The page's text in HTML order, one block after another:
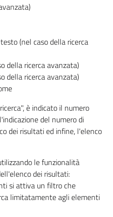
(nel caso della ricerca
della ricerca avanzata)
della ricerca avanzata)
è indicato il numero
del numero di
dei risultati ed infine, l'elenco
le funzionalità
dei risultati:
si attiva un filtro che
limitatamente agli elementi